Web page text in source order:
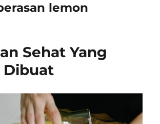
lemon
Sehat Yang
Dibuat